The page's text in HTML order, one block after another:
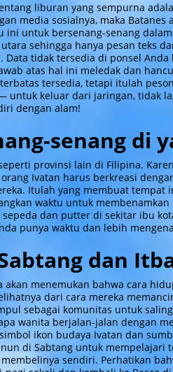
liburan yang sempurna
media sosialnya, maka
ini untuk bersenang-senang
sehingga hanya pesan teks
Data tidak tersedia di ponsel
atas hal ini meledak dan
tersedia, tetapi itulah
untuk keluar dari jaringan, tidak
dengan alam!
senang di
provinsi lain di Filipina.
Ivatan harus berkreasi
Itulah yang membuat tempat
waktu untuk
sepeda dan putter di sekitar ibu
punya waktu dan lebih
dan
akan menemukan bahwa cara
dari cara mereka
sebagai komunitas untuk
wanita berjalan-jalan dengan
ikon budaya Ivatan dan
di Sabtang untuk mempelajari
sendiri. Perhatikan